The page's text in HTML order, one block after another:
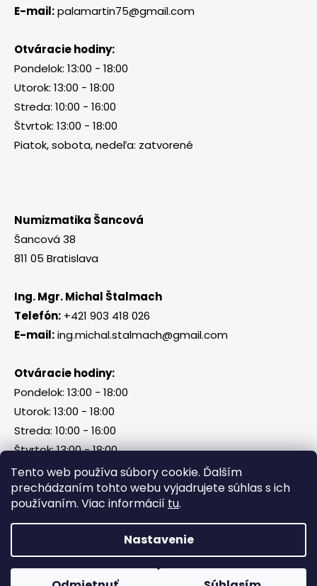
Tento web používa súbory cookie. Ďalším
prechádzaním tohto webu vyjadrujete súhlas s ich
používaním. Viac informácií tu.
Nastavenie
E-mail:palamartin75@gmail.com
Otváracie hodiny:
Pondelok: 13:00 - 18:00
Utorok: 13:00 - 18:00
Streda: 10:00 - 16:00
Štvrtok: 13:00 - 18:00
Piatok, sobota, nedeľa: zatvorené
Numizmatika Šancová
Šancová 38
811 05 Bratislava
Ing. Mgr. Michal Štalmach
Telefón: +421 903 418 026
E-mail:ing.michal.stalmach@gmail.com
Otváracie hodiny:
Pondelok: 13:00 - 18:00
Utorok: 13:00 - 18:00
Streda: 10:00 - 16:00
Štvrtok: 13:00 - 18:00
Piatok, sobota, nedeľa: zatvorené
Vytvoril Shoptet
Všetky práva vyhradené.